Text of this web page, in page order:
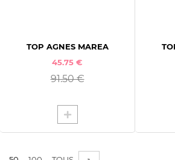
TOP AGNES MAREA
45.75 €
91.50 €